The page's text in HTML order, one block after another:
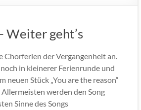
Weiter geht’s
Chorferien der Vergangenheit an.
in kleinerer Ferienrunde und
neuen Stück „You are the reason“
werden den Song
Sinne des Songs